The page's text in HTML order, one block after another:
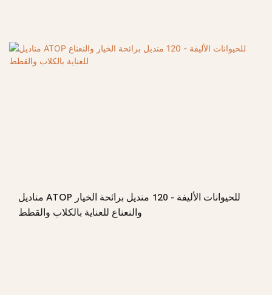
مناديل ATOP للحيوانات الأليفة - 120 منديل برائحة الخيار
والنعناع للعناية بالكلاب والقطط